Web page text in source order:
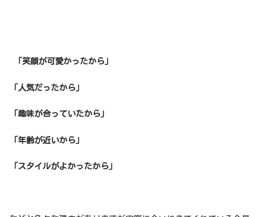
「笑顔が可愛かったから」
「人気だったから」
「趣味が合っていたから」
「年齢が近いから」
「スタイルがよかったから」